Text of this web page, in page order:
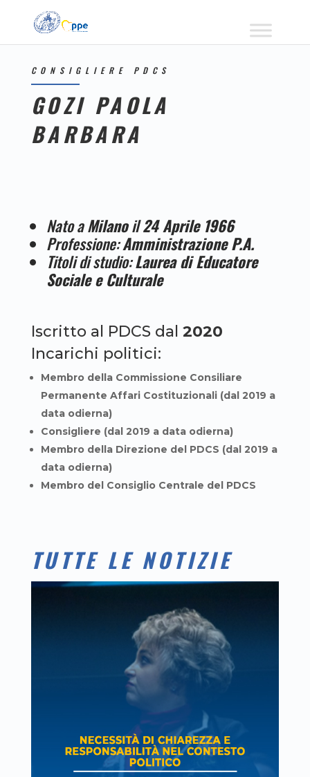
CONSIGLIERE PDCS
GOZI PAOLA
BARBARA
Nato aMilanoil24 Aprile 1966
Professione:Amministrazione P.A.
Titoli di studio:Laurea di Educatore
Sociale e Culturale
Iscritto al PDCS dal 2020
Incarichi politici:
Membro della Commissione Consiliare
Permanente Affari Costituzionali (dal 2019 a
data odierna)
Consigliere (dal 2019 a data odierna)
Membro della Direzione del PDCS (dal 2019 a
data odierna)
Membro del Consiglio Centrale del PDCS
TUTTE LE NOTIZIE